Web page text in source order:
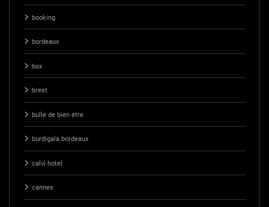
booking
bordeaux
box
brest
bulle de bien etre
burdigala bordeaux
calvi hotel
cannes